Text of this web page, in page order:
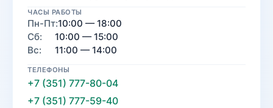
ЧАСЫ РАБОТЫ
Пн-Пт:10:00 — 18:00
Сб:
10:00 — 15:00
Вс:
11:00 — 14:00
ТЕЛЕФОНЫ
+7 (351) 777-80-04
+7 (351) 777-59-40